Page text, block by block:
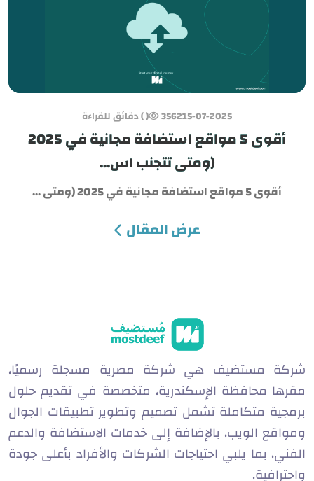
15-07-2025
3562 ( ) دقائق للقراءة
أقوى 5 مواقع استضافة مجانية في 2025
(ومتى تتجنب اس...
أقوى 5 مواقع استضافة مجانية في 2025 (ومتى ...
عرض المقال
شركة مستضيف هي شركة مصرية مسجلة رسميًا،
مقرها محافظة الإسكندرية، متخصصة في تقديم حلول
برمجية متكاملة تشمل تصميم وتطوير تطبيقات الجوال
ومواقع الويب، بالإضافة إلى خدمات الاستضافة والدعم
الفني، بما يلبي احتياجات الشركات والأفراد بأعلى جودة
واحترافية.